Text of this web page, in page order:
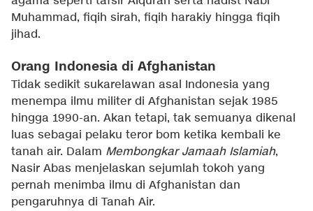
Muhammad, fiqih sirah, fiqih harakiy hingga fiqih
jihad.
Orang Indonesia di Afghanistan
Tidak sedikit sukarelawan asal Indonesia yang
menempa ilmu militer di Afghanistan sejak 1985
hingga 1990-an. Akan tetapi, tak semuanya dikenal
luas sebagai pelaku teror bom ketika kembali ke
tanah air. Dalam Membongkar Jamaah Islamiah,
Nasir Abas menjelaskan sejumlah tokoh yang
pernah menimba ilmu di Afghanistan dan
pengaruhnya di Tanah Air.